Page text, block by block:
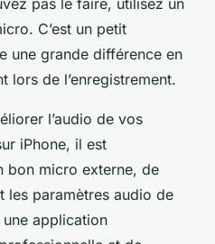
C’est un petit
une grande différence en
lors de l’enregistrement.
l’audio de vos
iPhone, il est
bon micro externe, de
les paramètres audio de
application